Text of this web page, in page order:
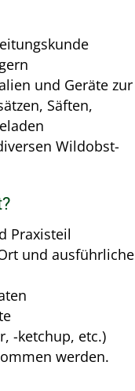
und Geräte zur
Säften,
Wildobst-
Praxisteil
und ausführliche
-ketchup, etc.)
werden.